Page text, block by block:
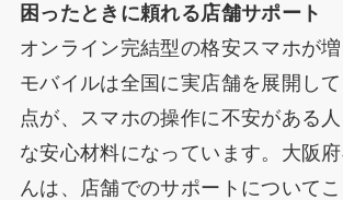
困ったときに頼れる店舗サポート
オンライン完結型の格安スマホが
モバイルは全国に実店舗を展開し
点が、スマホの操作に不安がある
な安心材料になっています。大阪
んは、店舗でのサポートについて